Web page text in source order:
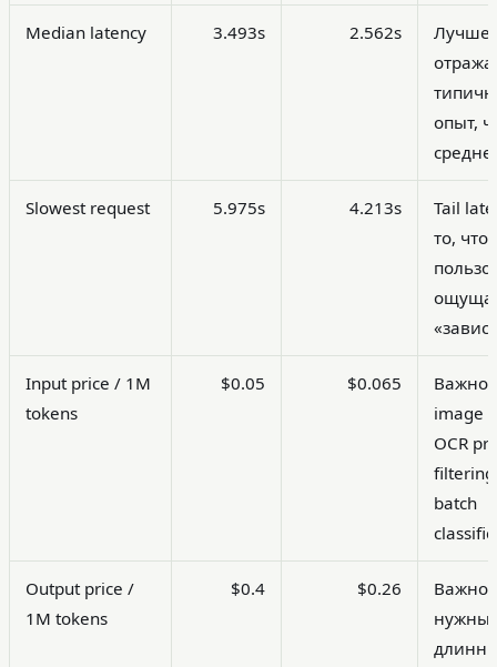
Median latency 3.493s 2.562s
Лучше
опыт,
Slowest request 5.975s 4.213s
Tail
то, что
Input price / 1M
tokens
$0.05 $0.065
Важно
image
OCR
batch
Output price /
1M tokens
$0.4 $0.26
Важно,
нужны